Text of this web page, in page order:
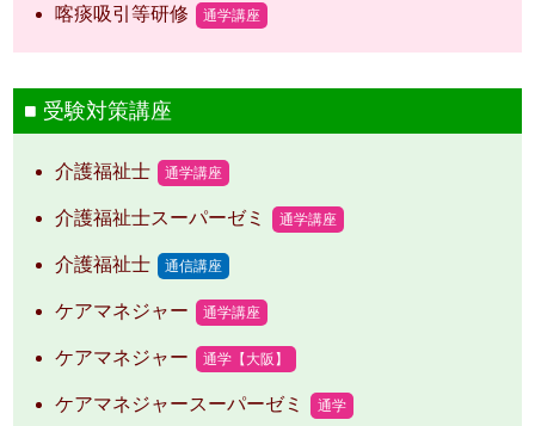
喀痰吸引等研修 通学講座
受験対策講座
介護福祉士 通学講座
介護福祉士スーパーゼミ 通学講座
介護福祉士 通信講座
ケアマネジャー 通学講座
ケアマネジャー 通学【大阪】
ケアマネジャースーパーゼミ 通学